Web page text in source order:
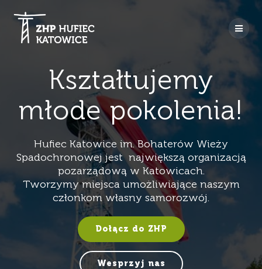
Kształtujemy
młode pokolenia!
Hufiec Katowice im. Bohaterów Wieży
Spadochronowej jest największą organizacją
pozarządową w Katowicach.
Tworzymy miejsca umożliwiające naszym
członkom własny samorozwój.
Dołącz do ZHP
Wesprzyj nas